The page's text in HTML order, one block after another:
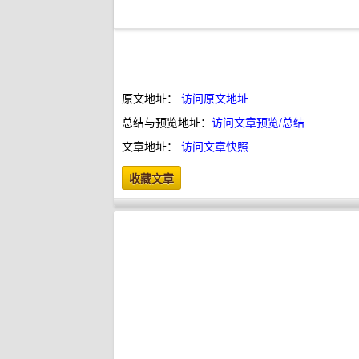
原文地址： 访问原文地址
总结与预览地址： 访问文章预览/总结
文章地址： 访问文章快照